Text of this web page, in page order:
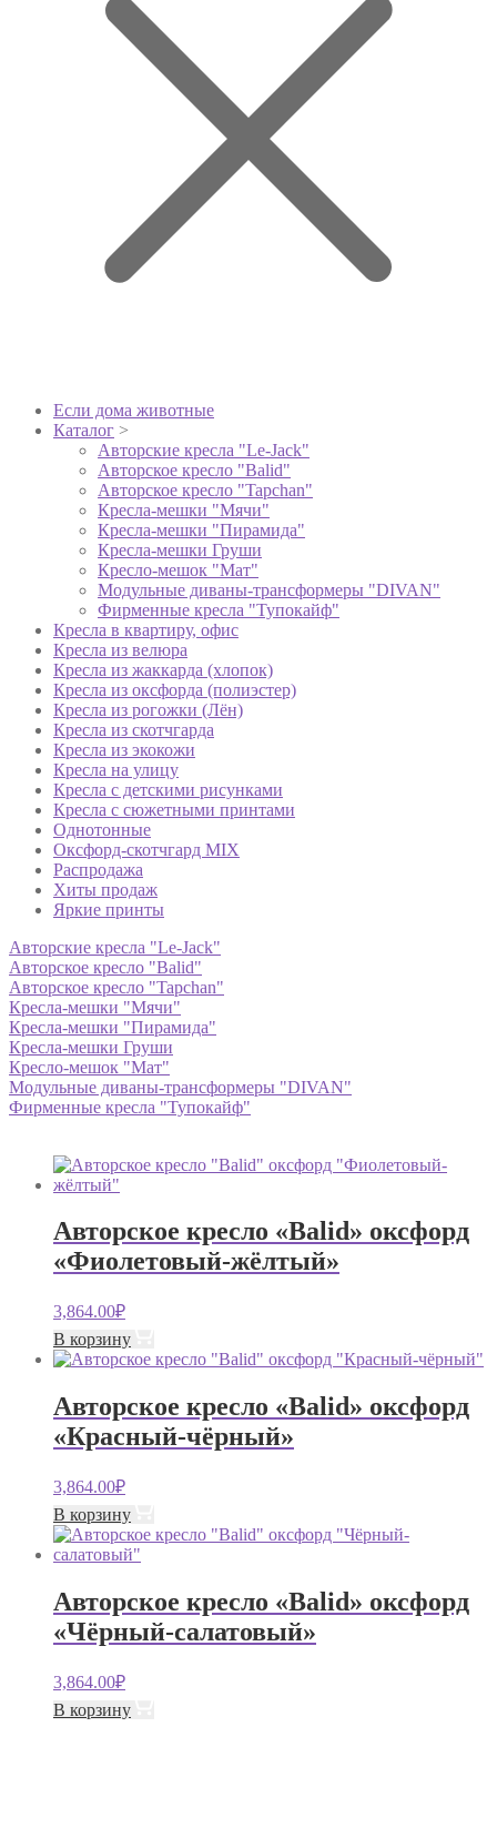
Если дома животные
Каталог >
Авторские кресла "Le-Jack"
Авторское кресло "Balid"
Авторское кресло "Tapchan"
Кресла-мешки "Мячи"
Кресла-мешки "Пирамида"
Кресла-мешки Груши
Кресло-мешок "Мат"
Модульные диваны-трансформеры "DIVAN"
Фирменные кресла "Тупокайф"
Кресла в квартиру, офис
Кресла из велюра
Кресла из жаккарда (хлопок)
Кресла из оксфорда (полиэстер)
Кресла из рогожки (Лён)
Кресла из скотчгарда
Кресла из экокожи
Кресла на улицу
Кресла с детскими рисунками
Кресла с сюжетными принтами
Однотонные
Оксфорд-скотчгард MIX
Распродажа
Хиты продаж
Яркие принты
Авторские кресла "Le-Jack"
Авторское кресло "Balid"
Авторское кресло "Tapchan"
Кресла-мешки "Мячи"
Кресла-мешки "Пирамида"
Кресла-мешки Груши
Кресло-мешок "Мат"
Модульные диваны-трансформеры "DIVAN"
Фирменные кресла "Тупокайф"
Авторское кресло «Balid» оксфорд
«Фиолетовый-жёлтый»
3,864.00₽
В корзину
Авторское кресло «Balid» оксфорд
«Красный-чёрный»
3,864.00₽
В корзину
Авторское кресло «Balid» оксфорд
«Чёрный-салатовый»
3,864.00₽
В корзину